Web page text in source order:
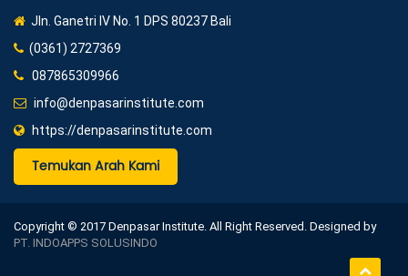
Jln. Ganetri IV No. 1 DPS 80237 Bali
(0361) 2727369
087865309966
info@denpasarinstitute.com
https://denpasarinstitute.com
Temukan Arah Kami
Copyright © 2017 Denpasar Institute. All Right Reserved. Designed by
PT. INDOAPPS SOLUSINDO